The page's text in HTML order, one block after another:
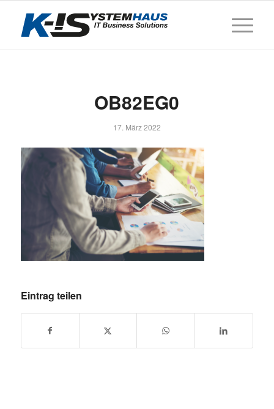
OB82EG0
17. März 2022
Eintrag teilen